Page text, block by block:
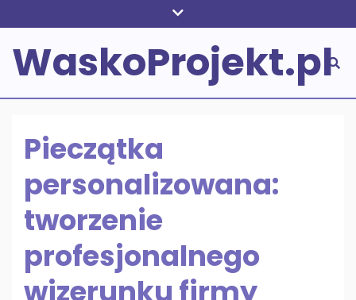
to
content
WaskoProjekt.pl
Pieczątka
personalizowana:
tworzenie
profesjonalnego
wizerunku firmy